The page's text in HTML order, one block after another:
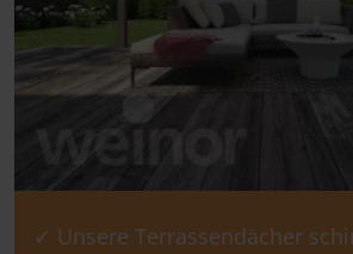
✓ Unsere Terrassendächer